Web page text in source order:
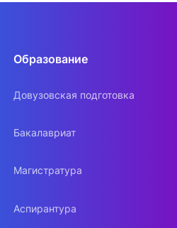
Образование
Довузовская подготовка
Бакалавриат
Магистратура
Аспирантура